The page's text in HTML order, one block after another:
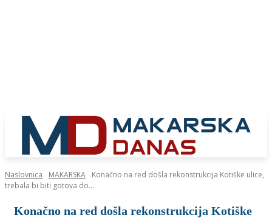
Naslovnica MAKARSKA
Konačno na red došla rekonstrukcija Kotiške ulice,
trebala bi biti gotova do...
Konačno na red došla rekonstrukcija Kotiške